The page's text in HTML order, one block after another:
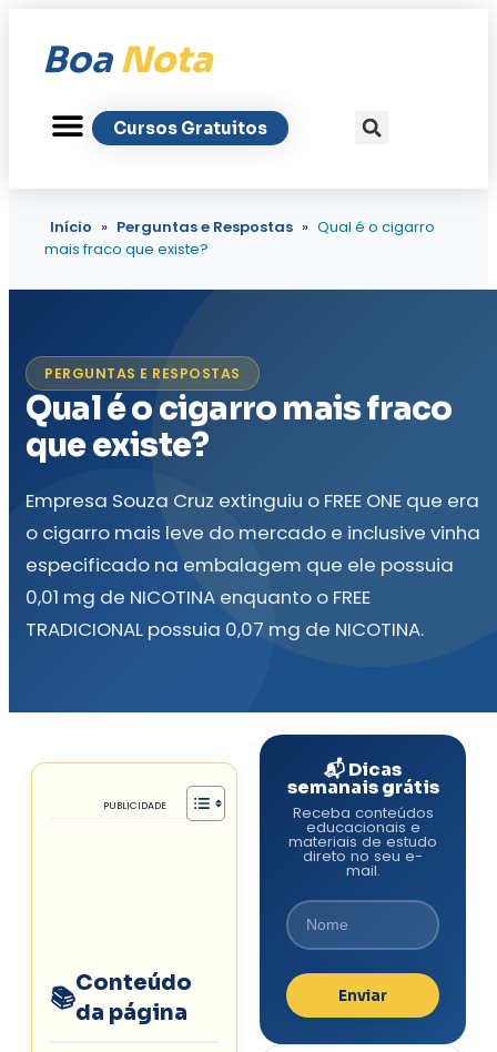
Boa Nota
Cursos Gratuitos
Início » Perguntas e Respostas » Qual é o cigarro
mais fraco que existe?
PERGUNTAS E RESPOSTAS
Qual é o cigarro mais fraco
que existe?
Empresa Souza Cruz extinguiu o FREE ONE que era
o cigarro mais leve do mercado e inclusive vinha
especificado na embalagem que ele possuia
0,01 mg de NICOTINA enquanto o FREE
TRADICIONAL possuia 0,07 mg de NICOTINA.
PUBLICIDADE
Conteúdo
da página
📬 Dicas
semanais grátis
Receba conteúdos
educacionais e
materiais de estudo
direto no seu e-
mail.
Enviar